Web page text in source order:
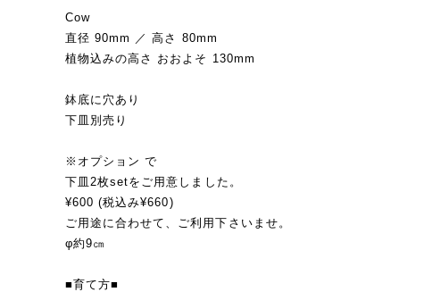
Cow
直径 90mm ／ 高さ 80mm
植物込みの高さ おおよそ 130mm
鉢底に穴あり
下皿別売り
※オプション で
下皿2枚setをご用意しました。
¥600 (税込み¥660)
ご用途に合わせて、ご利用下さいませ。
φ約9㎝
■育て方■